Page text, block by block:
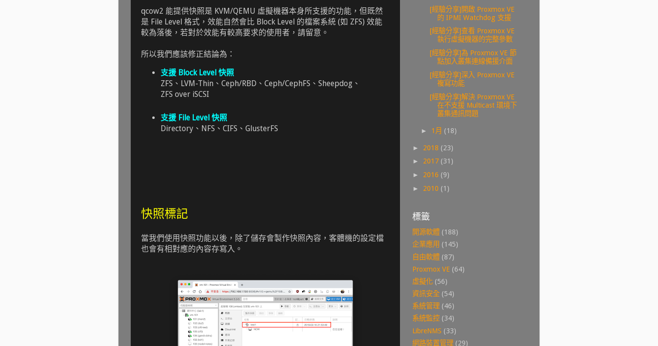
qcow2 能提供快照是 KVM/QEMU 虛擬機器本身所支援的功能，但既然
是 File Level 格式，效能自然會比 Block Level 的檔案系統 (如 ZFS) 效能
較為落後，若對於效能有較高要求的使用者，請留意。
所以我們應該修正結論為：
支援 Block Level 快照
ZFS、LVM-Thin、Ceph/RBD、Ceph/CephFS、Sheepdog、
ZFS over iSCSI
支援 File Level 快照
Directory、NFS、CIFS、GlusterFS
快照標記
當我們使用快照功能以後，除了儲存會製作快照內容，客體機的設定檔
也會有相對應的內容存寫入。
[經驗分享]開啟 Proxmox VE
的 IPMI Watchdog 支援
[經驗分享]查看 Proxmox VE
執行虛擬機器的完整參數
[經驗分享]為 Proxmox VE 節
點加入叢集連線備援介面
[經驗分享]深入 Proxmox VE
複寫功能
[經驗分享]解決 Proxmox VE
在不支援 Multicast 環境下
叢集通訊問題
► 1月 (18)
► 2018 (23)
► 2017 (31)
► 2016 (9)
► 2010 (1)
標籤
開源軟體 (188)
企業應用 (145)
自由軟體 (87)
Proxmox VE (64)
虛擬化 (56)
資訊安全 (54)
系統管理 (46)
系統監控 (34)
LibreNMS (33)
網路裝置管理 (29)